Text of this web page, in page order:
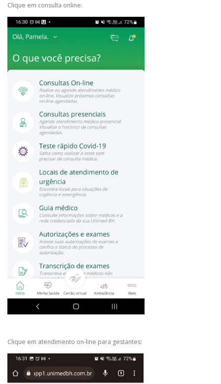
Clique em consulta online:
Clique em atendimento on-line para gestantes: